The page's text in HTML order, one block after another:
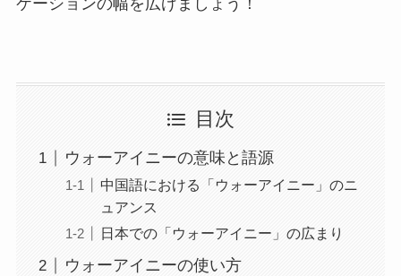
ケーションの幅を広げましょう！
目次
ウォーアイニーの意味と語源
中国語における「ウォーアイニー」のニ
ュアンス
日本での「ウォーアイニー」の広まり
ウォーアイニーの使い方